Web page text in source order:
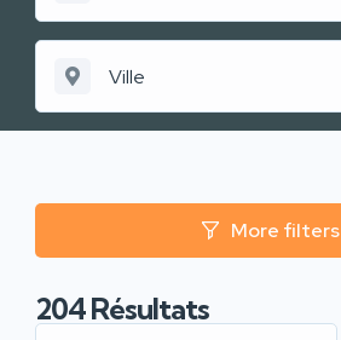
Ville
More filters
204Résultats